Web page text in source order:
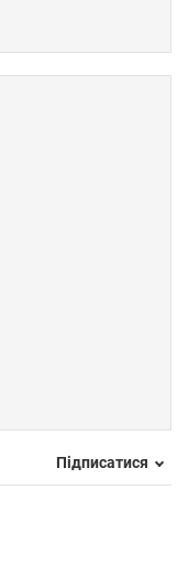
Підписатися